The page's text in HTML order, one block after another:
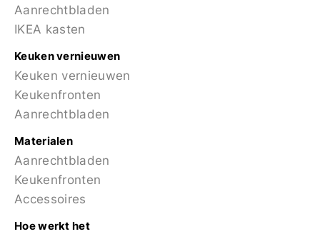
Aanrechtbladen
IKEA kasten
Keuken vernieuwen
Keuken vernieuwen
Keukenfronten
Aanrechtbladen
Materialen
Aanrechtbladen
Keukenfronten
Accessoires
Hoe werkt het